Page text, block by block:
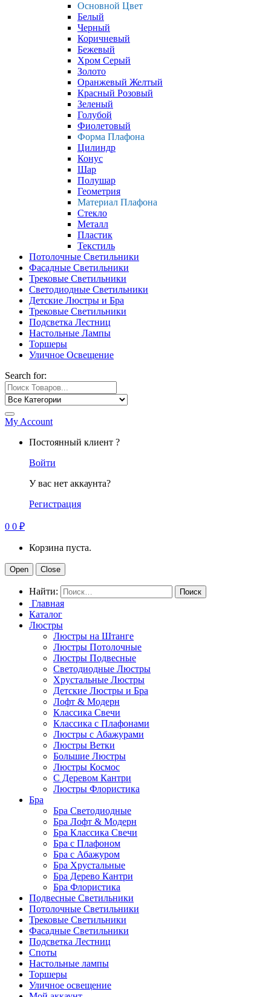
Основной Цвет
Белый
Черный
Коричневый
Бежевый
Хром Серый
Золото
Оранжевый Желтый
Красный Розовый
Зеленый
Голубой
Фиолетовый
Форма Плафона
Цилиндр
Конус
Шар
Полушар
Геометрия
Материал Плафона
Стекло
Металл
Пластик
Текстиль
Потолочные Светильники
Фасадные Светильники
Трековые Светильники
Светодиодные Светильники
Детские Люстры и Бра
Трековые Светильники
Подсветка Лестниц
Настольные Лампы
Торшеры
Уличное Освещение
Search for:
My Account
Постоянный клиент ?
Войти
У вас нет аккаунта?
Регистрация
0 0 ₽
Корзина пуста.
Open Close
Найти:
Главная
Каталог
Люстры
Люстры на Штанге
Люстры Потолочные
Люстры Подвесные
Светодиодные Люстры
Хрустальные Люстры
Детские Люстры и Бра
Лофт & Модерн
Классика Свечи
Классика с Плафонами
Люстры с Абажурами
Люстры Ветки
Большие Люстры
Люстры Космос
С Деревом Кантри
Люстры Флористика
Бра
Бра Светодиодные
Бра Лофт & Модерн
Бра Классика Свечи
Бра с Плафоном
Бра с Абажуром
Бра Хрустальные
Бра Дерево Кантри
Бра Флористика
Подвесные Светильники
Потолочные Светильники
Трековые Светильники
Фасадные Светильники
Подсветка Лестниц
Споты
Настольные лампы
Торшеры
Уличное освещение